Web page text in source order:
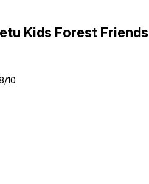
Kids Forest Friends
10